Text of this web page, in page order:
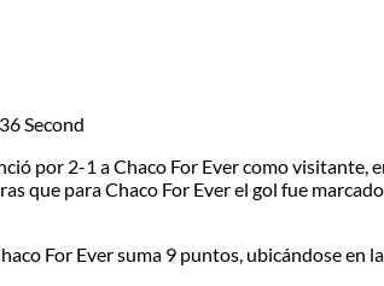
Second
por 2-1 a Chaco For Ever como visitante,
que para Chaco For Ever el gol fue
For Ever suma 9 puntos, ubicándose